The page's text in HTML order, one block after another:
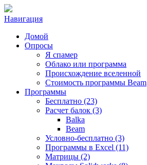
Навигация
Домой
Опросы
Я спамер
Облако или программа
Происхождение вселенной
Стоимость программы Beam
Программы
Бесплатно (23)
Расчет балок (3)
Balka
Beam
Условно-бесплатно (3)
Программы в Excel (11)
Матрицы (2)